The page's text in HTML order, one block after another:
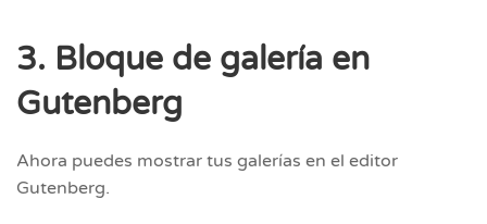
3. Bloque de galería en
Gutenberg
Ahora puedes mostrar tus galerías en el editor
Gutenberg.